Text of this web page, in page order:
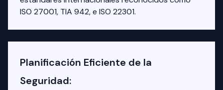
ISO 27001, TIA 942, e ISO 22301.
Planificación Eficiente de la
Seguridad: